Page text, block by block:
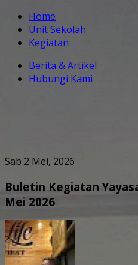
Home
Unit Sekolah
Kegiatan
Berita & Artikel
Hubungi Kami
Sab 2 Mei, 2026
Buletin Kegiatan
Mei 2026